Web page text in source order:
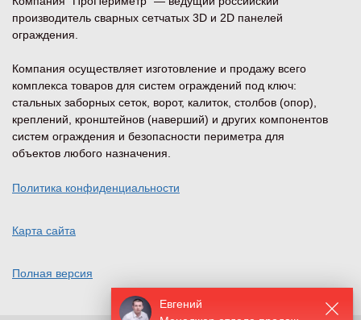
Евгений
производитель сварных сетчатых 3D и 2D панелей
ограждения.
Компания осуществляет изготовление и продажу всего
комплекса товаров для систем ограждений под ключ:
стальных заборных сеток, ворот, калиток, столбов (опор),
креплений, кронштейнов (наверший) и других компонентов
систем ограждения и безопасности периметра для
объектов любого назначения.
Политика конфиденциальности
Карта сайта
Полная версия